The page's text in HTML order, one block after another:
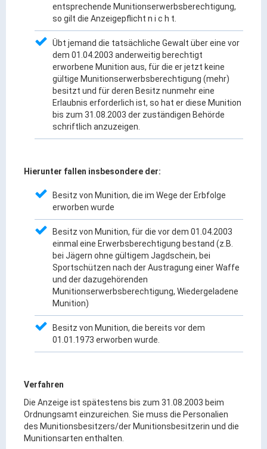
Bildung & Erziehung
Heiraten in Kaufbeuren
Stadtgeschichte & -teile
Freizeiteinrichtungen
Partnerstädte
Veranstaltungsräume
Willkommen in der Altstadt
Engagement, Ehrenamt & Vereine
Integration & Vielfalt
Kultur
Kulturgenießer
Kulturmacher
Wirtschaft & Handel
Gründung
Einzelhandel & aktive Innenstadt
entsprechende Munitionserwerbsberechtigung,
so gilt die Anzeigepflicht n i c h t.
Übt jemand die tatsächliche Gewalt über eine vor
dem 01.04.2003 anderweitig berechtigt
erworbene Munition aus, für die er jetzt keine
gültige Munitionserwerbsberechtigung (mehr)
besitzt und für deren Besitz nunmehr eine
Erlaubnis erforderlich ist, so hat er diese Munition
bis zum 31.08.2003 der zuständigen Behörde
schriftlich anzuzeigen.
Hierunter fallen insbesondere der:
Besitz von Munition, die im Wege der Erbfolge
erworben wurde
Besitz von Munition, für die vor dem 01.04.2003
einmal eine Erwerbsberechtigung bestand (z.B.
bei Jägern ohne gültigem Jagdschein, bei
Sportschützen nach der Austragung einer Waffe
und der dazugehörenden
Munitionserwerbsberechtigung, Wiedergeladene
Munition)
Besitz von Munition, die bereits vor dem
01.01.1973 erworben wurde.
Verfahren
Die Anzeige ist spätestens bis zum 31.08.2003 beim
Ordnungsamt einzureichen. Sie muss die Personalien
des Munitionsbesitzers/der Munitionsbesitzerin und die
Munitionsarten enthalten.